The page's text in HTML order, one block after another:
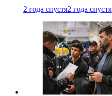
2 года спустя2 года спустя